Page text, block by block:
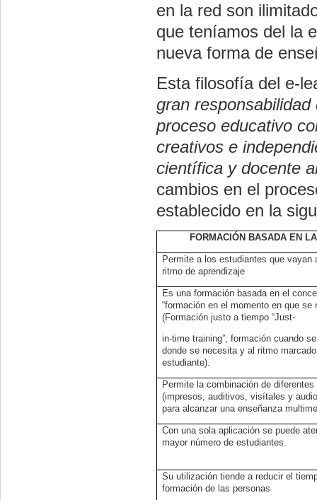
en la red son
que teníamos del la
nueva forma de
Esta filosofía del e-
gran
proceso educativo
creativos e
científica y docente
cambios en el
establecido en la
FORMACIÓN BASADA EN
Permite a los estudiantes que vayan
ritmo de aprendizaje
Es una formación basada en el
“formación en el momento en que se
(Formación justo a tiempo “Just-
in-time training”, formación cuando
donde se necesita y al ritmo
estudiante).
Permite la combinación de
(impresos, auditivos, visítales y
para alcanzar una enseñanza
Con una sola aplicación se puede
mayor número de estudiantes.
Su utilización tiende a reducir el
formación de las personas